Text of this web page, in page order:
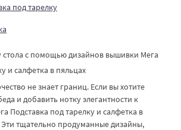
под тарелку
стола с помощью дизайнов вышивки Мега
и салфетка в пяльцах
не знает границ. Если вы хотите
и добавить нотку элегантности к
Подставка под тарелку и салфетка в
тщательно продуманные дизайны,